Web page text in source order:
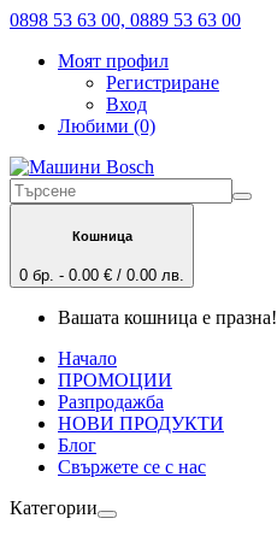
0898 53 63 00, 0889 53 63 00
Моят профил
Регистриране
Вход
Любими (0)
Кошница
0 бр. - 0.00 € / 0.00 лв.
Вашата кошница е празна!
Начало
ПРОМОЦИИ
Разпродажба
НОВИ ПРОДУКТИ
Блог
Свържете се с нас
Категории